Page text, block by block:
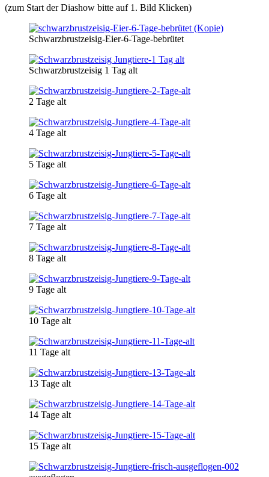
(zum Start der Diashow bitte auf 1. Bild Klicken)
Schwarzbrustzeisig-Eier-6-Tage-bebrütet
Schwarzbrustzeisig 1 Tag alt
2 Tage alt
4 Tage alt
5 Tage alt
6 Tage alt
7 Tage alt
8 Tage alt
9 Tage alt
10 Tage alt
11 Tage alt
13 Tage alt
14 Tage alt
15 Tage alt